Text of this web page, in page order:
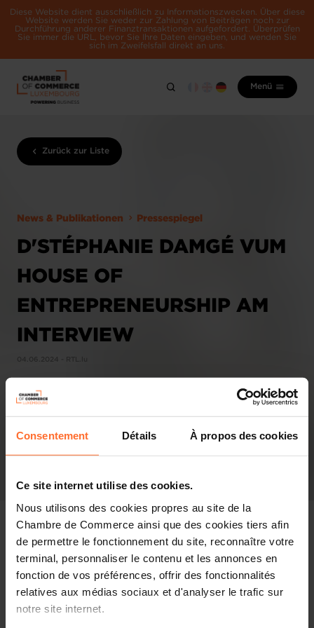
Consentement Détails À propos des cookies
Ce site internet utilise des cookies.
Nous utilisons des cookies propres au site de la
Chambre de Commerce ainsi que des cookies tiers afin
de permettre le fonctionnement du site, reconnaître votre
terminal, personnaliser le contenu et les annonces en
fonction de vos préférences, offrir des fonctionnalités
relatives aux médias sociaux et d'analyser le trafic sur
notre site internet.
Diese Website dient ausschließlich zu Informationszwecken. Über diese
Website werden Sie weder zur Zahlung von Beiträgen noch zur
Durchführung anderer Finanztransaktionen aufgefordert. Überprüfen
Sie immer die URL, bevor Sie Ihre Daten eingeben, und wenden Sie
sich im Zweifelsfall direkt an uns.
Menü
Zurück zur Liste
News & Publikationen Pressespiegel
D'STÉPHANIE DAMGÉ VUM
HOUSE OF
ENTREPRENEURSHIP AM
INTERVIEW
Diesen Artikel teilen